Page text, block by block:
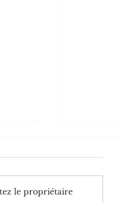
le propriétaire